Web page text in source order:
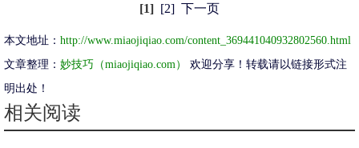
[1] [2] 下一页
本文地址： http://www.miaojiqiao.com/content_369441040932802560.html
文章整理： 妙技巧（miaojiqiao.com）
欢迎分享！转载请以链接形式注
明出处！
相关阅读